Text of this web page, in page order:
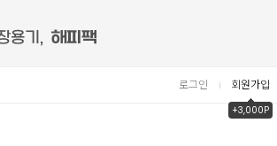
로그인 회원가입
+3,000P